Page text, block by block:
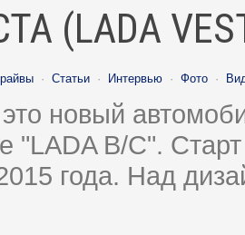
(LADA
· Статьи · Интервью · Фото ·
новый
"LADA B/C".
года. Над